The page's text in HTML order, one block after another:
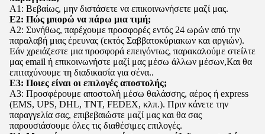
Α1: Βεβαίως, μην διστάσετε να επικοινωνήσετε μαζί μας.
Ε2: Πώς μπορώ να πάρω μια τιμή;
Α2: Συνήθως, παρέχουμε προσφορές εντός 24 ωρών από την
παραλαβή μιας έρευνας (εκτός Σαββατοκύριακων και αργιών).
Εάν χρειάζεστε μια προσφορά επειγόντως, παρακαλούμε στείλτε
μας email ή επικοινωνήστε μαζί μας μέσω άλλων μέσων,Και θα
επιταχύνουμε τη διαδικασία για σένα..
Ε3: Ποιες είναι οι επιλογές αποστολής;
Α3: Προσφέρουμε αποστολή μέσω θαλάσσης, αέρος ή express
(EMS, UPS, DHL, TNT, FEDEX, κλπ.). Πριν κάνετε την
παραγγελία σας, επιβεβαιώστε μαζί μας και θα σας
παρουσιάσουμε όλες τις διαθέσιμες επιλογές.